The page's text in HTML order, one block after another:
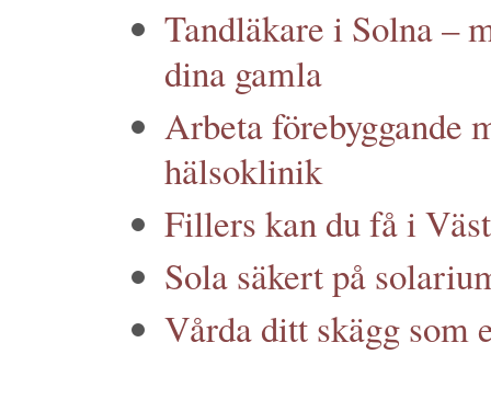
Tandläkare i Solna –
dina gamla
Arbeta förebyggande
hälsoklinik
Fillers kan du få i
Sola säkert på
Vårda ditt skägg som